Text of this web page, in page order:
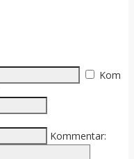
Kom
Kommentar: